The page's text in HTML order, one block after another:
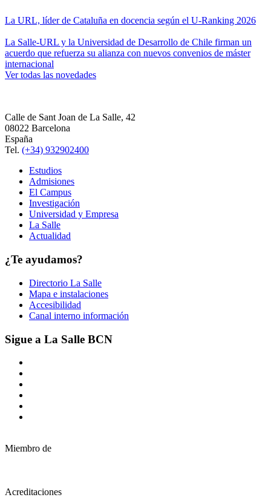
La URL, líder de Cataluña en docencia según el U-Ranking 2026
La Salle-URL y la Universidad de Desarrollo de Chile firman un
acuerdo que refuerza su alianza con nuevos convenios de máster
internacional
Ver todas las novedades
Calle de Sant Joan de La Salle, 42
08022 Barcelona
España
Tel. (+34) 932902400
Estudios
Admisiones
El Campus
Investigación
Universidad y Empresa
La Salle
Actualidad
¿Te ayudamos?
Directorio La Salle
Mapa e instalaciones
Accesibilidad
Canal interno información
Sigue a La Salle BCN
Miembro de
Acreditaciones